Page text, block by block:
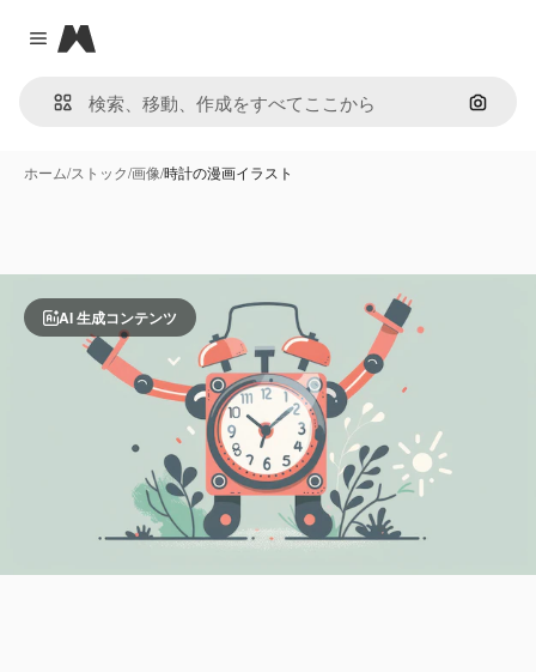
Close menu
Magnific
画像で
ホーム/ストック/画像/時計の漫画イラスト
AI 生成コンテンツ